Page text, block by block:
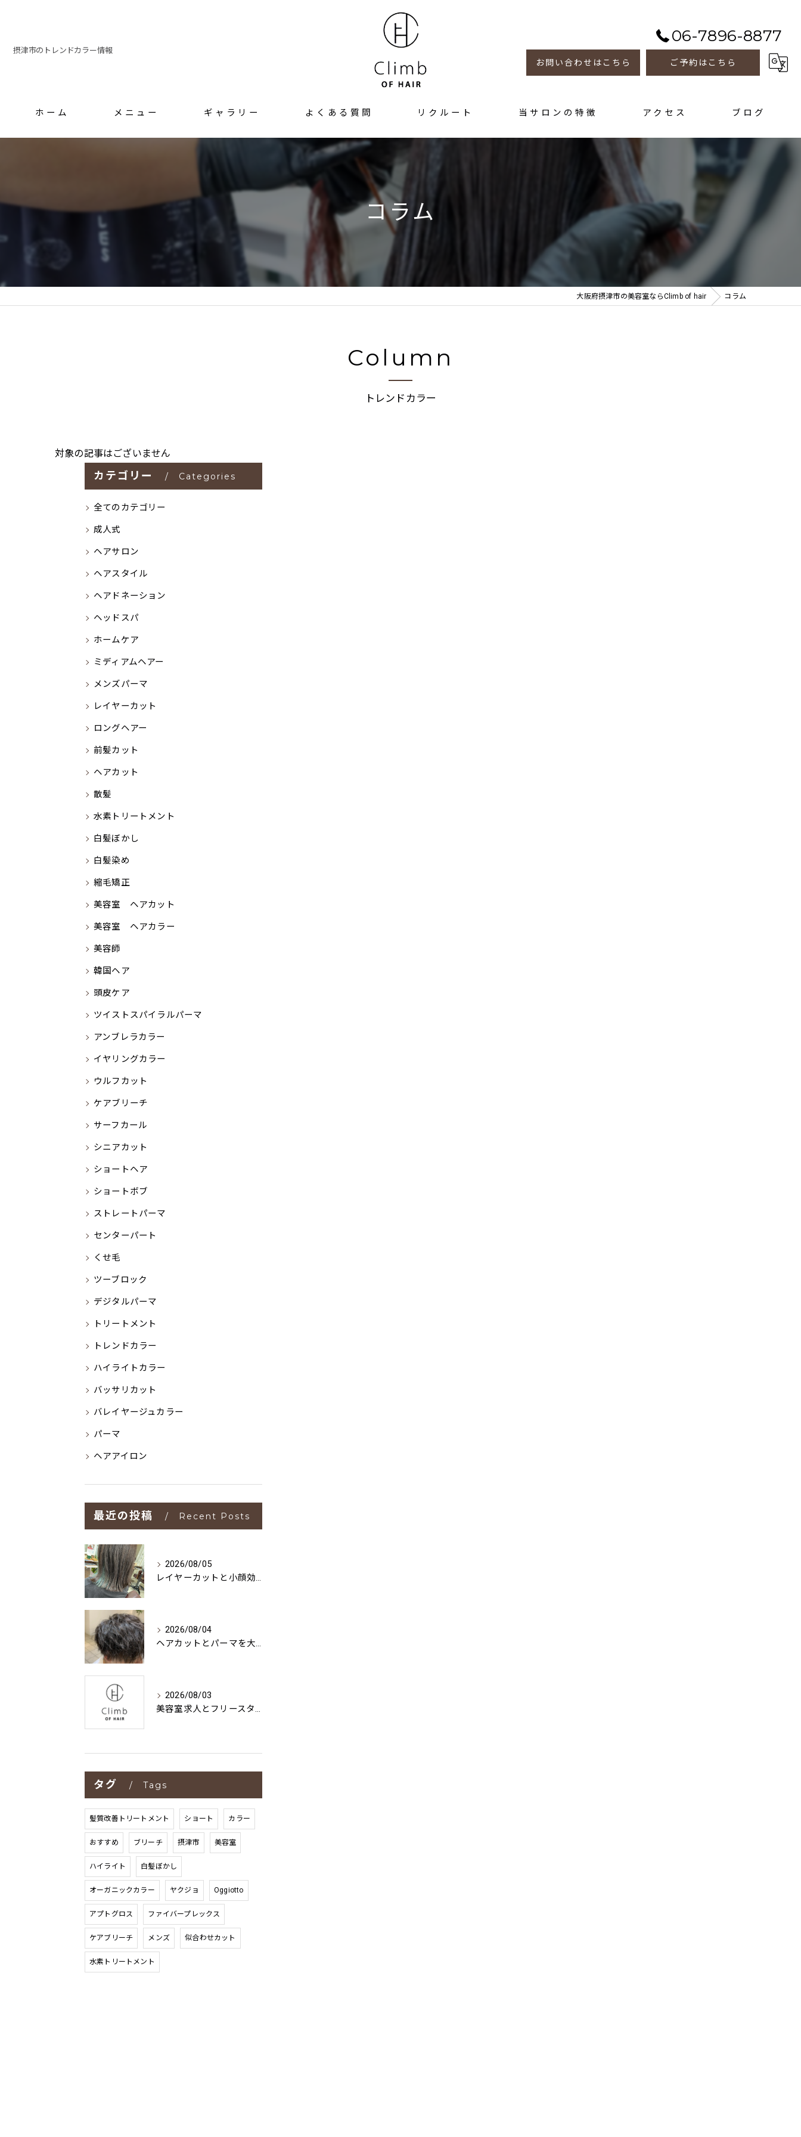
摂津市のトレンドカラー情報
06-7896-8877
お問い合わせはこちら ご予約はこちら
ホーム メニュー ギャラリー よくある質問 リクルート 当サロンの特徴
アットホーム
アクセス ブログ
コラム
大阪府摂津市の美容室ならClimb of hair コラム
Column
トレンドカラー
対象の記事はございません
カテゴリー Categories
全てのカテゴリー
成人式
ヘアサロン
ヘアスタイル
ヘアドネーション
ヘッドスパ
ホームケア
ミディアムヘアー
メンズパーマ
レイヤーカット
ロングヘアー
前髪カット
ヘアカット
散髪
水素トリートメント
白髪ぼかし
白髪染め
縮毛矯正
美容室 ヘアカット
美容室 ヘアカラー
美容師
韓国ヘア
頭皮ケア
ツイストスパイラルパーマ
アンブレラカラー
イヤリングカラー
ウルフカット
ケアブリーチ
サーフカール
シニアカット
ショートヘア
ショートボブ
ストレートパーマ
センターパート
くせ毛
ツーブロック
デジタルパーマ
トリートメント
トレンドカラー
ハイライトカラー
バッサリカット
バレイヤージュカラー
パーマ
ヘアアイロン
最近の投稿 Recent Posts
2026/08/05
レイヤーカットと小顔効果を叶える方法大阪府摂津市で理想のスタイルを見つけよう
2026/08/04
ヘアカットとパーマを大阪府摂津市で納得いく選び方と失敗しないサロン比較
2026/08/03
美容室求人とフリースタイルの働き方を大阪府摂津市池田市で徹底比較
タグ Tags
髪質改善トリートメント ショート カラー
おすすめ ブリーチ 摂津市 美容室
ハイライト 白髪ぼかし
オーガニックカラー ヤクジョ Oggiotto
アプトグロス ファイバープレックス
ケアブリーチ メンズ 似合わせカット
水素トリートメント